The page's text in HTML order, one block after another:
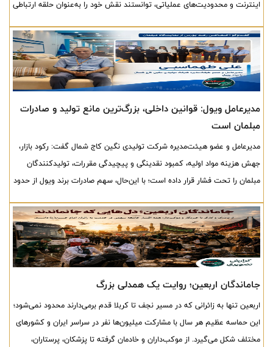
اینترنت و محدودیت‌های عملیاتی، توانستند نقش خود را به‌عنوان حلقه ارتباطی
نکنند.
مدیرعامل ویول: قوانین داخلی، بزرگ‌ترین مانع تولید و صادرات
مبلمان است
مدیرعامل و عضو هیئت‌مدیره شرکت تولیدی نگین کاج شمال گفت: رکود بازار،
جهش هزینه مواد اولیه، کمبود نقدینگی و پیچیدگی مقررات، تولیدکنندگان
مبلمان را تحت فشار قرار داده است؛ با این‌حال، سهم صادرات برند ویول از حدود
به ۵۰ درصد تا پایان سال است.
جاماندگان اربعین؛ روایت یک همدلی بزرگ
اربعین تنها به زائرانی که در مسیر نجف تا کربلا قدم برمی‌دارند محدود نمی‌شود؛
این حماسه عظیم هر سال با مشارکت میلیون‌ها نفر در سراسر ایران و کشورهای
مختلف شکل می‌گیرد. از موکب‌داران و خادمان گرفته تا پزشکان، پرستاران،